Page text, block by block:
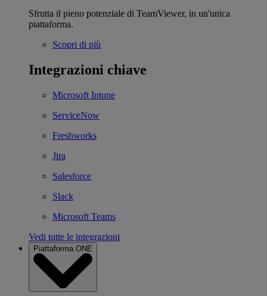
Sfrutta il pieno potenziale di TeamViewer, in un'unica
piattaforma.
Scopri di più
Integrazioni chiave
Microsoft Intune
ServiceNow
Freshworks
Jira
Salesforce
Slack
Microsoft Teams
Vedi tutte le integrazioni
Piattaforma ONE